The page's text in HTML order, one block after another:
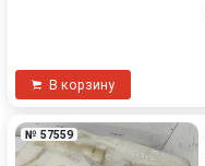
В корзину
№ 57559